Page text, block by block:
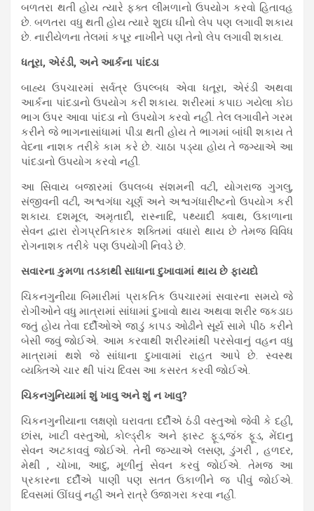
બળતરા થતી હોય ત્યારે ફક્ત લીમળાનો ઉપયોગ કરવો હિતાવહ
છે. બળતરા વધુ થતી હોય ત્યારે શુધ્ધ ઘીનો લેપ પણ લગાવી શકાય
છે. નારીયેળના તેલમાં કપૂર નાખીને પણ તેનો લેપ લગાવી શકાય.
ધતૂરા, એરંડી, અને આર્કના પાંદડા
બાહ્ય ઉપચારમાં સર્વત્ર ઉપલ્બધ એવા ધતૂરા, એરંડી અથવા
આર્કના પાંદડાનો ઉપયોગ કરી શકાય. શરીરમાં કપાઇ ગયેલા કોઇ
ભાગ ઉપર આવા પાંદડા નો ઉપયોગ કરવો નહીં. તેલ લગાવીને ગરમ
કરીને જે ભાગનાસાંધામાં પીડા થતી હોય તે ભાગમાં બાંધી શકાય તે
વેદના નાશક તરીકે કામ કરે છે. ચાઠા પડ્યા હોય તે જગ્યાએ આ
પાંદડાનો ઉપયોગ કરવો નહીં.
આ સિવાય બજારમાં ઉપલબ્ધ સંશમની વટી, યોગરાજ ગુગલુ,
સંજીવની વટી, અશ્વગંધા ચૂર્ણ અને અશ્વગંધારીષ્ટનો ઉપયોગ કરી
શકાય. દશમૂલ, અમૃતાદી, રાસ્નાદિ, પથ્યાદી ક્વાથ, ઉકાળાના
સેવન દ્વારા રોગપ્રતિકારક શક્તિમાં વધારો થાય છે તેમજ વિવિધ
રોગનાશક તરીકે પણ ઉપયોગી નિવડે છે.
સવારના કુમળા તડકાથી સાધાના દુખાવામાં થાય છે ફાયદો
ચિકનગુનીયા બિમારીમાં પ્રાકતિક ઉપચારમાં સવારના સમયે જે
રોગીઓને વધુ માત્રામાં સાંધામાં દુખાવો થાય અથવા શરીર જકડાઇ
જતું હોય તેવા દર્દીઓએ જાડું કાપડ ઓઢીને સૂર્ય સામે પીઠ કરીને
બેસી જવું જોઈએ. આમ કરવાથી શરીરમાંથી પરસેવાનું વહન વધુ
માત્રામાં થશે જે સાંધાના દુખાવામાં રાહત આપે છે. સ્વસ્થ
વ્યક્તિએ ચાર થી પાંચ દિવસ આ કસરત કરવી જોઈએ.
ચિકનગુનિયામાં શું ખાવુ અને શું ન ખાવુ?
ચિકનગુનીયાના લક્ષણો ઘરાવતા દર્દીએ ઠંડી વસ્તુઓ જેવી કે દહી,
છાંસ, ખાટી વસ્તુઓ, કોલ્ડ્રીંક અને ફાસ્ટ ફૂડ,જંક ફૂડ, મેંદાનુ
સેવન અટકાવવું જોઈએ. તેની જગ્યાએ લસણ, ડુંગરી , હળદર,
મેથી , ચોખા, આદુ, મૂળીનું સેવન કરવું જોઈએ. તેમજ આ
પ્રકારના દર્દીએ પાણી પણ સતત ઉકાળીને જ પીવું જોઈએ.
દિવસમાં ઊંઘવું નહીં અને રાત્રે ઉજાગરા કરવા નહીં.